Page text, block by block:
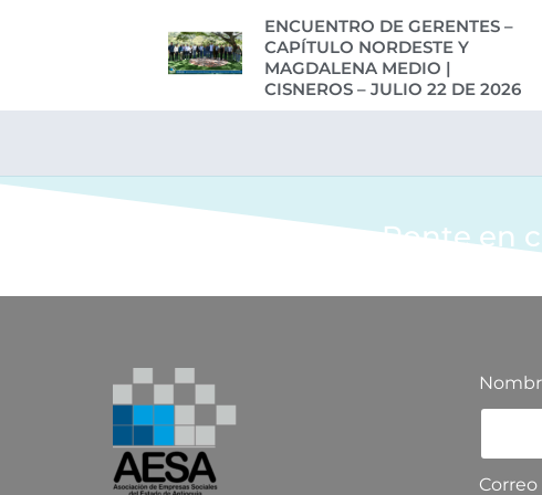
ENCUENTRO DE GERENTES –
CAPÍTULO NORDESTE Y
MAGDALENA MEDIO |
CISNEROS – JULIO 22 DE 2026
Ponte en